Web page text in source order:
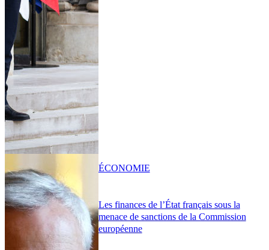
Les finances de l’État français sous la
menace de sanctions de la Commission
européenne
ÉCONOMIE